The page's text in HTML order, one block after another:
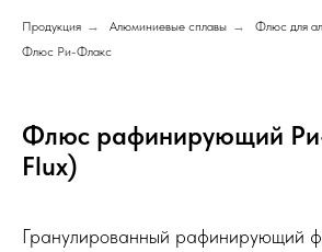
Продукция → Алюминиевые сплавы → Флюс для
Флюс Ри-Флакс
Флюс рафинирующий
Flux)
Гранулированный рафинирующий